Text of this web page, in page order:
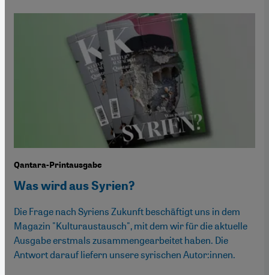
Qantara-Printausgabe
Was wird aus Syrien?
Die Frage nach Syriens Zukunft beschäftigt uns in dem
Magazin "Kulturaustausch", mit dem wir für die aktuelle
Ausgabe erstmals zusammengearbeitet haben. Die
Antwort darauf liefern unsere syrischen Autor:innen.